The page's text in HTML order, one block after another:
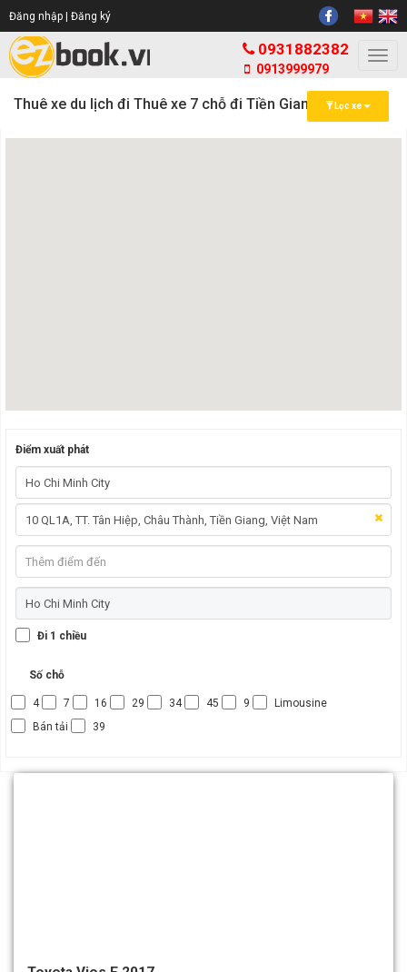
Đăng nhập | Đăng ký
0931882382
0913999979
Thuê xe du lịch đi Thuê xe 7 chỗ đi Tiền Giang Lọc xe
Điểm xuất phát
Đi 1 chiều
Số chỗ
4 7 16 29 34 45 9
Limousine
Bán tải
39